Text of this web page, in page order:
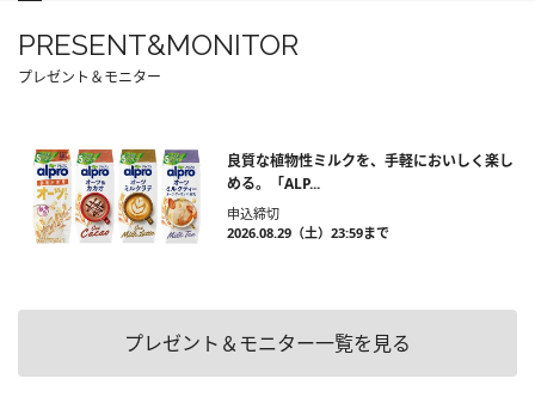
PRESENT&MONITOR
プレゼント＆モニター
良質な植物性ミルクを、手軽においしく楽し
める。「ALP...
申込締切
2026.08.29（土）23:59まで
プレゼント＆モニター一覧を見る